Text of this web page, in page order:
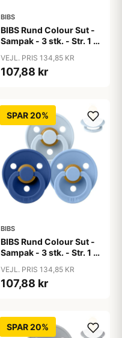
BIBS
BIBS Rund Colour Sut -
Sampak - 3 stk. - Str. 1 -
VEJL. PRIS 134,85 KR
107,88 kr
SPAR 20%
BIBS
BIBS Rund Colour Sut -
Sampak - 3 stk. - Str. 1 -
VEJL. PRIS 134,85 KR
107,88 kr
SPAR 20%